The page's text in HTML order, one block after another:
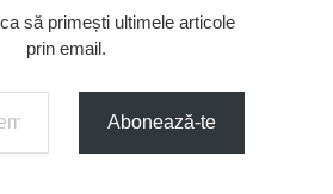
să primești ultimele articole
prin email.
Abonează-te